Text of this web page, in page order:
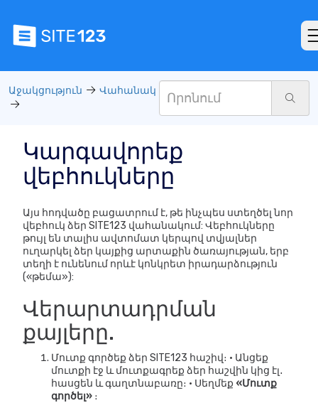
Աջակցություն Վահանակ
Կարգավորեք
վեբհուկները
Այս հոդվածը բացատրում է, թե ինչպես ստեղծել նոր
վեբհուկ ձեր SITE123 վահանակում: Վեբհուկները
թույլ են տալիս ավտոմատ կերպով տվյալներ
ուղարկել ձեր կայքից արտաքին ծառայության, երբ
տեղի է ունենում որևէ կոնկրետ իրադարձություն
(«թեմա»):
Վերարտադրման
քայլերը.
Մուտք գործեք ձեր SITE123 հաշիվ։ • Անցեք
մուտքի էջ և մուտքագրեք ձեր հաշվին կից էլ․
հասցեն և գաղտնաբառը։ • Սեղմեք «Մուտք
գործել» ։